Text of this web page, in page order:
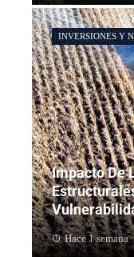
INVERSIONES Y
Impacto De
Hace 1 semana